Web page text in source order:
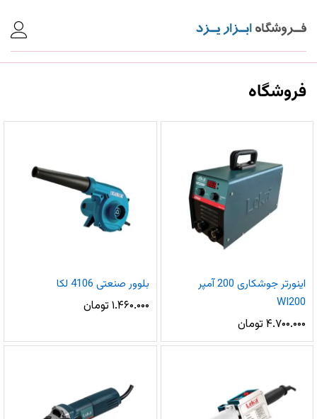
فروشگاه
اینورتر جوشکاری 200 آمپر
WI200
۴.۷۰۰.۰۰۰ تومان
بلوور صنعتی 4106 لکا
۱.۴۶۰.۰۰۰ تومان